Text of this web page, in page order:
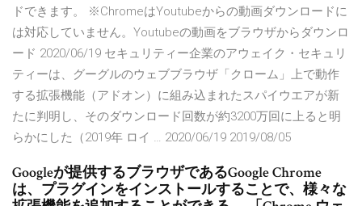
ドできます。 ※ChromeはYoutubeからの動画ダウンロードに
は対応していません。Youtubeの動画をブラウザからダウンロ
ード 2020/06/19 セキュリティー企業のアウェイク・セキュリ
ティーは、グーグルのウェブブラウザ「クローム」上で動作
する拡張機能（アドオン）に組み込まれたスパイウエアが新
たに判明し、そのダウンロード回数が約3200万回に上ると明
らかにした（2019年 ロイ … 2020/06/19 2019/08/05
Googleが提供するブラウザであるGoogle Chrome
は、プラグインをインストールすることで、様々な